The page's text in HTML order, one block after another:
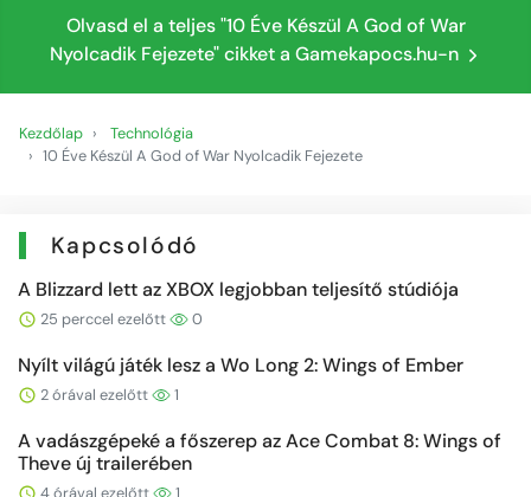
Olvasd el a teljes "10 Éve Készül A God of War
Nyolcadik Fejezete" cikket a Gamekapocs.hu-n
Kezdőlap
Technológia
10 Éve Készül A God of War Nyolcadik Fejezete
Kapcsolódó
A Blizzard lett az XBOX legjobban teljesítő stúdiója
25 perccel ezelőtt 0
Nyílt világú játék lesz a Wo Long 2: Wings of Ember
2 órával ezelőtt 1
A vadászgépeké a főszerep az Ace Combat 8: Wings of
Theve új trailerében
4 órával ezelőtt 1